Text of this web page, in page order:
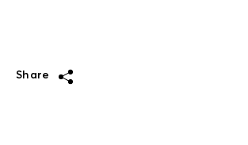
Share